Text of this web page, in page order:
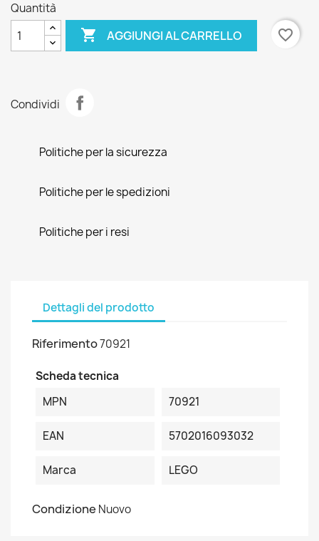
Quantità
 AGGIUNGI AL CARRELLO favorite_border
Condividi
Politiche per la sicurezza
Politiche per le spedizioni
Politiche per i resi
Dettagli del prodotto
Riferimento70921
Scheda tecnica
MPN
70921
EAN 5702016093032
Marca LEGO
Condizione Nuovo